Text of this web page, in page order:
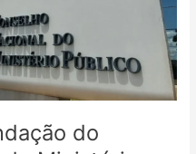
do